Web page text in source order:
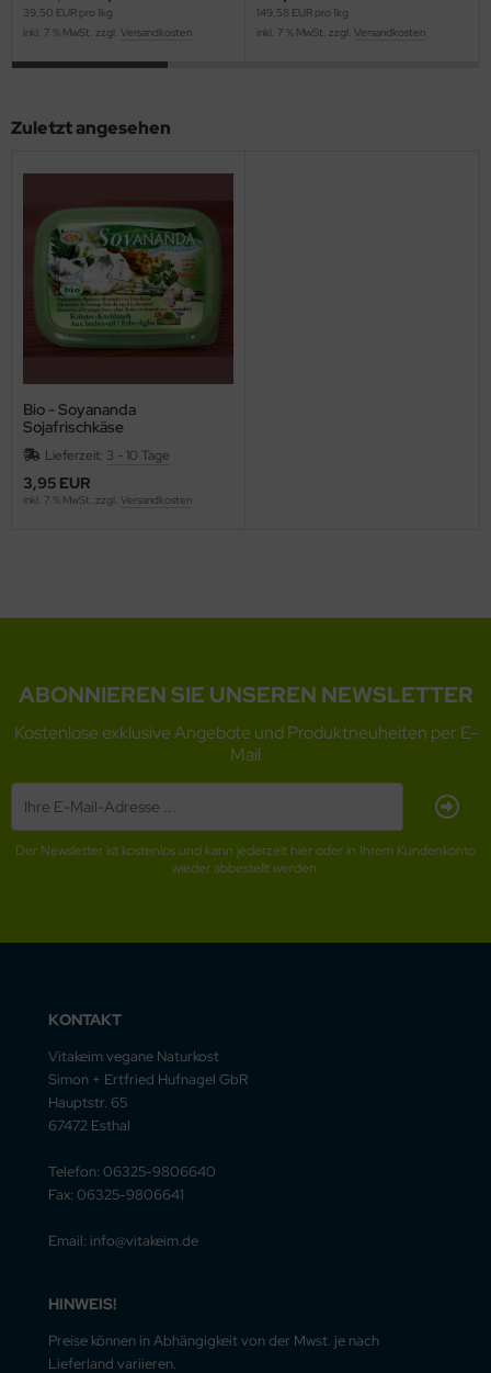
39,50 EUR pro 1kg
inkl. 7 % MwSt. zzgl. Versandkosten
149,58 EUR pro 1kg
inkl. 7 % MwSt. zzgl. Versandkosten
Zuletzt angesehen
Bio - Soyananda
Sojafrischkäse
(Rahmfrischkäse)
Lieferzeit: 3 - 10 Tage
3,95 EUR
inkl. 7 % MwSt. zzgl. Versandkosten
ABONNIEREN SIE UNSEREN NEWSLETTER
Kostenlose exklusive Angebote und Produktneuheiten per E-
Mail
Der Newsletter ist kostenlos und kann jederzeit hier oder in Ihrem Kundenkonto
wieder abbestellt werden.
KONTAKT
Vitakeim vegane Naturkost
Simon + Ertfried Hufnagel GbR
Hauptstr. 65
67472 Esthal
Telefon: 06325-9806640
Fax: 06325-9806641
Email: info@vitakeim.de
HINWEIS!
Preise können in Abhängigkeit von der Mwst. je nach
Lieferland variieren.